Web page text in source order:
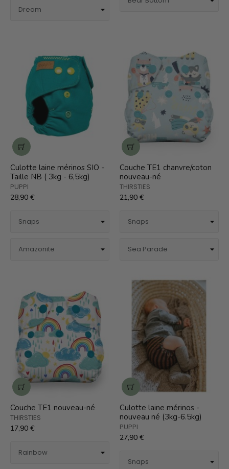
Culotte laine mérinos SIO -
Taille NB ( 3kg - 6,5kg)
PUPPI
28,90 €
Couche TE1 chanvre/coton
nouveau-né
THIRSTIES
21,90 €
Couche TE1 nouveau-né
THIRSTIES
17,90 €
Culotte laine mérinos -
nouveau né (3kg-6.5kg)
PUPPI
27,90 €